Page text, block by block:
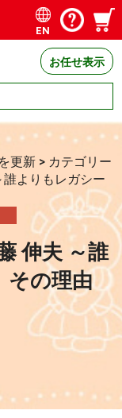
EN
お任せ表示
更新 > カテゴリー
よりもレガシー
伸夫 ～誰
その理由